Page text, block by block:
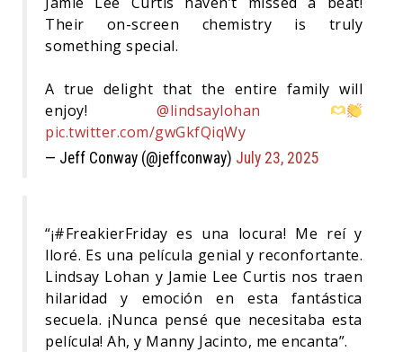
Their on-screen chemistry is truly
something special.
A true delight that the entire family will
enjoy!@lindsaylohan
pic.twitter.com/gwGkfQiqWy
— Jeff Conway (@jeffconway) July 23, 2025
“¡#FreakierFriday es una locura! Me reí y
lloré. Es una película genial y reconfortante.
Lindsay Lohan y Jamie Lee Curtis nos traen
hilaridad y emoción en esta fantástica
secuela. ¡Nunca pensé que necesitaba esta
película! Ah, y Manny Jacinto, me encanta”.